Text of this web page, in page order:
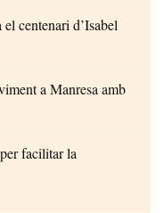
centenari d’Isabel
a Manresa amb
facilitar la